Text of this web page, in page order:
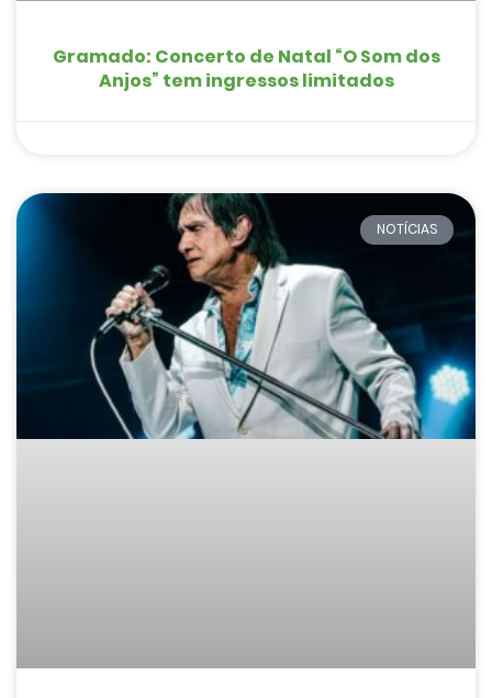
Gramado: Concerto de Natal “O Som dos
Anjos” tem ingressos limitados
NOTÍCIAS